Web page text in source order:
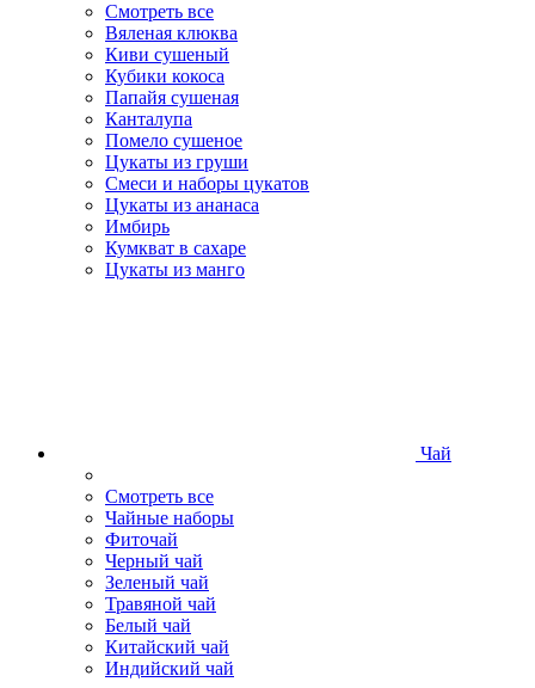
Смотреть все
Вяленая клюква
Киви сушеный
Кубики кокоса
Папайя сушеная
Канталупа
Помело сушеное
Цукаты из груши
Смеси и наборы цукатов
Цукаты из ананаса
Имбирь
Кумкват в сахаре
Цукаты из манго
Чай
Смотреть все
Чайные наборы
Фиточай
Черный чай
Зеленый чай
Травяной чай
Белый чай
Китайский чай
Индийский чай